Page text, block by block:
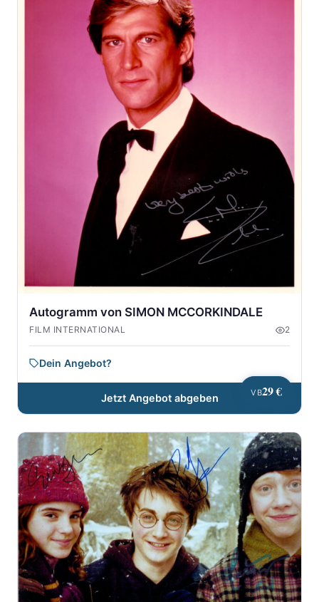
VB29 €
Autogramm von SIMON MCCORKINDALE
FILM INTERNATIONAL 2
Dein Angebot?
Jetzt Angebot abgeben